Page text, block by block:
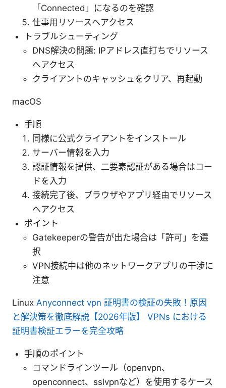
「Connected」になるのを確認
仕事用リソースへアクセス
トラブルシューティング
DNS解決の問題: IPアドレス直打ちでリソース
へアクセス
クライアントのキャッシュをクリア、再起動
macOS
手順
同様に公式クライアントをインストール
サーバー情報を入力
認証情報を提供、二要素認証がある場合はコー
ドを入力
接続完了後、ブラウザやアプリ経由でリソース
へアクセス
ポイント
Gatekeeperの警告が出た場合は「許可」を選
択
VPN接続中は他のネットワークアプリの干渉に
注意
Linux Anyconnect vpn 証明書の検証の失敗！原因
と解決策を徹底解説【2026年版】 VPNs における
証明書検証エラーを完全攻略
手順のポイント
コマンドラインツール（openvpn、
openconnect、sslvpnなど）を使用するケース